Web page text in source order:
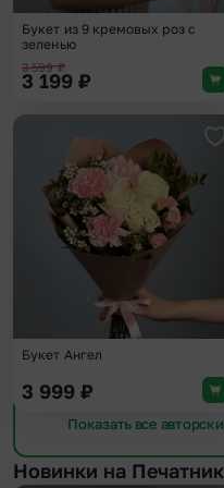
Букет из 9 кремовых роз с
зеленью
3 599₽
3 199 ₽
Букет Ангел
3 999 ₽
Показать все
Новинки на